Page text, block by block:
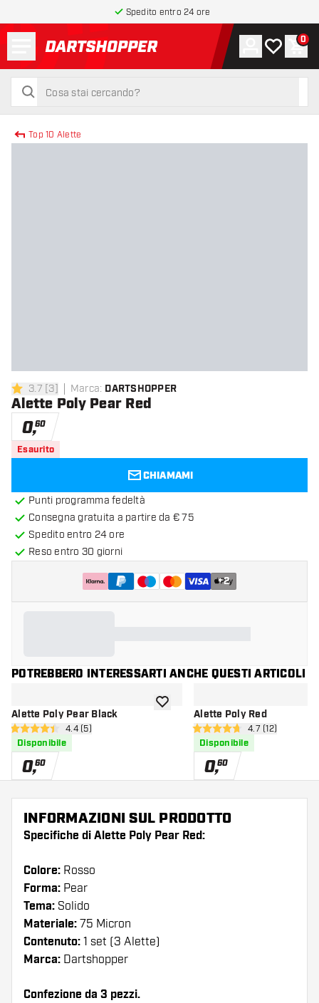
Spedito entro 24 ore
torna alla home page
cerca
cerca
Account
La mia0
Top 10 Alette
3.7 stelle di valutazione
3.7 [3] Marca: DARTSHOPPER
Alette Poly Pear Red
0,60
Esaurito
CHIAMAMI
Punti programma fedeltà
Consegna gratuita a partire da € 75
Spedito entro 24 ore
Reso entro 30 giorni
+2
POTREBBERO INTERESSARTI ANCHE QUESTI ARTICOLI
Alette Poly Pear Black
apri pannello recensioni
4.4 stelle di valutazione
4.4 (5)
Disponibile
0,60
aggiungi alla lista dei desideri
Alette Poly Red
apri pannello
4.7 stelle di valutazione
4.7 (12)
Disponibile
0,60
INFORMAZIONI SUL PRODOTTO
Specifiche di Alette Poly Pear Red:
Colore: Rosso
Forma: Pear
Tema: Solido
Materiale: 75 Micron
Contenuto: 1 set (3 Alette)
Marca: Dartshopper
Confezione da 3 pezzi.